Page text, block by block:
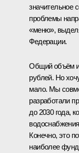
значительное
проблемы
«меню»,
Федерации.
Общий объём
рублей. Но
мало. Мы
разработали
до 2030 года,
Конечно, это
наиболее